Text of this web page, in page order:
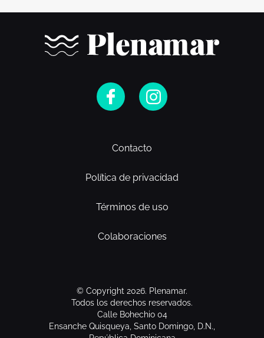
Contacto
Política de privacidad
Términos de uso
Colaboraciones
© Copyright 2026. Plenamar.
Todos los derechos reservados.
Calle Bohechio 04
Ensanche Quisqueya, Santo Domingo, D.N.,